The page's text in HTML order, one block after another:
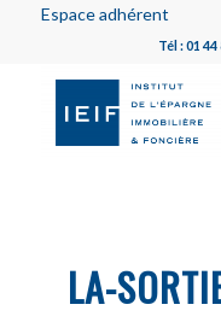
Espace adhérent
Tél : 01
LA-